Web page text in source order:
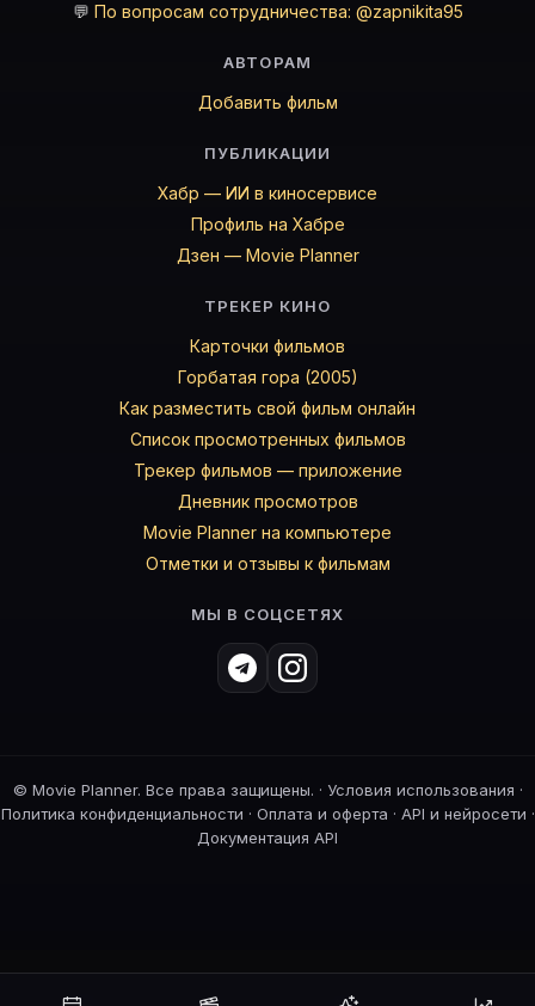
💬 По вопросам сотрудничества: @zapnikita95
АВТОРАМ
Добавить фильм
ПУБЛИКАЦИИ
Хабр — ИИ в киносервисе
Профиль на Хабре
Дзен — Movie Planner
ТРЕКЕР КИНО
Карточки фильмов
Горбатая гора (2005)
Как разместить свой фильм онлайн
Список просмотренных фильмов
Трекер фильмов — приложение
Дневник просмотров
Movie Planner на компьютере
Отметки и отзывы к фильмам
МЫ В СОЦСЕТЯХ
© Movie Planner. Все права защищены. · Условия использования ·
Политика конфиденциальности · Оплата и оферта · API и нейросети ·
Документация API